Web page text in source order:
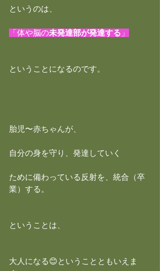
というのは、
「体や脳の未発達部が発達する 」
ということになるのです。
胎児〜赤ちゃんが、
自分の身を守り、発達していく
ために備わっている反射を、統合（卒
業）する。
ということは、
大人になる😊ということともいえま